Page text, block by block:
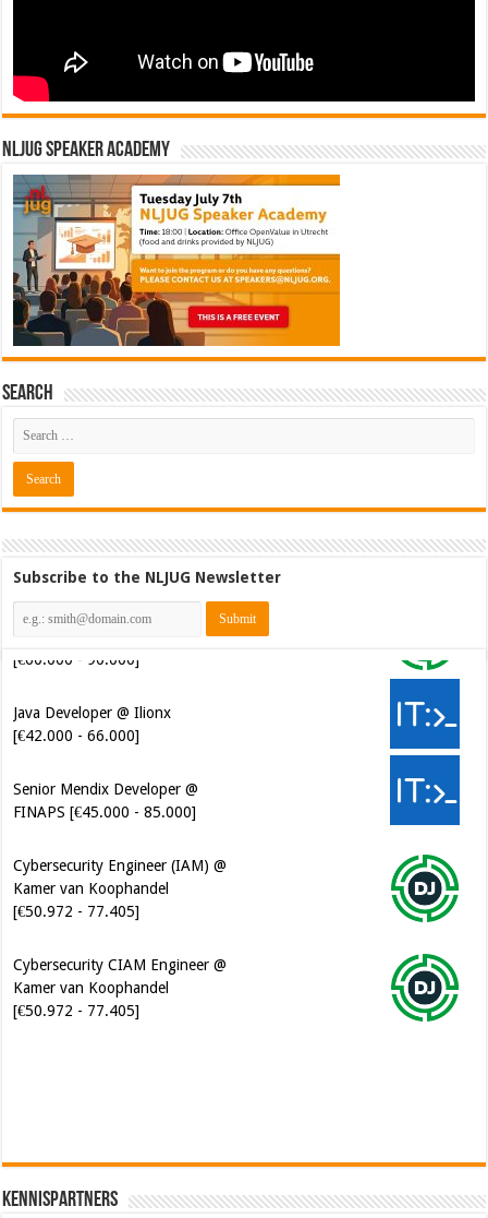
NLJUG Speaker Academy
Search
Subscribe to the NLJUG Newsletter
Java Developer @ Ilionx
Senior Mendix Developer @
Cybersecurity Engineer (IAM) @
[€50.972 - 77.405]
Cybersecurity CIAM Engineer @
[€50.972 - 77.405]
Software Architect @ Ilionx
Kennispartners